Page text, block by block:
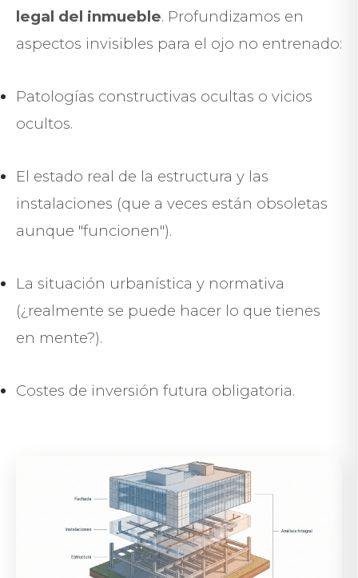
legal del inmueble. Profundizamos en
aspectos invisibles para el ojo no entrenado:
Patologías constructivas ocultas o vicios
ocultos.
El estado real de la estructura y las
instalaciones (que a veces están obsoletas
aunque "funcionen").
La situación urbanística y normativa
(¿realmente se puede hacer lo que tienes
en mente?).
Costes de inversión futura obligatoria.